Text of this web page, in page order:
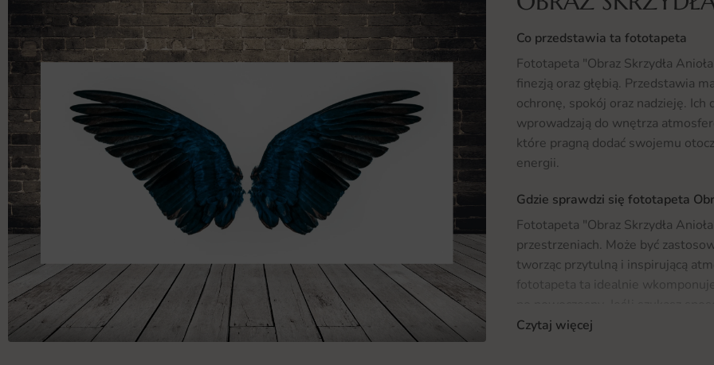
Co przedstawia ta fototapeta
Fototapeta "Obraz Skrzydła
finezją oraz głębią. Przedstawia
ochronę, spokój oraz nadzieję.
wprowadzają do wnętrza
które pragną dodać swojemu
energii.
Gdzie sprawdzi się fototapeta
Fototapeta "Obraz Skrzydła
przestrzeniach. Może być
tworząc przytulną i inspirującą
fototapeta ta idealnie
fototapeta będzie doskonałym
Czytaj więcej